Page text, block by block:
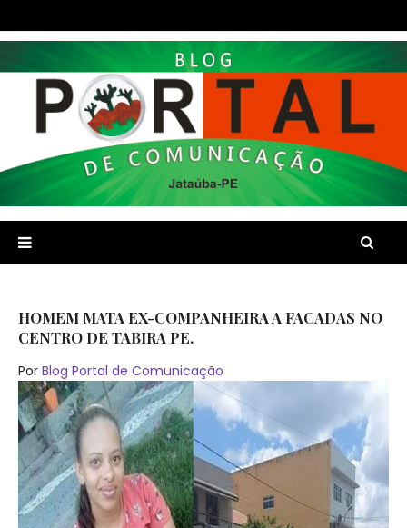
HOMEM MATA EX-COMPANHEIRA A FACADAS NO
CENTRO DE TABIRA PE.
Por Blog Portal de Comunicação